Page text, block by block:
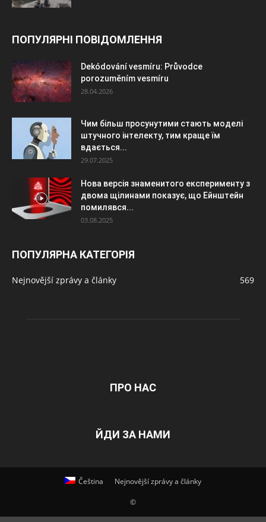
ПОПУЛЯРНІ ПОВІДОМЛЕННЯ
Dekódování vesmíru: Průvodce
porozuměním vesmíru
28.04.2026
Чим більш просунутими стають моделі
штучного інтелекту, тим краще їм
вдається...
29.07.2025
Нова версія знаменитого експерименту з
двома щілинами показує, що Ейнштейн
помилявся...
03.08.2025
ПОПУЛЯРНА КАТЕГОРІЯ
Nejnovější zprávy a články 569
ПРО НАС
ЙДИ ЗА НАМИ
Čeština Nejnovější zprávy a články
©